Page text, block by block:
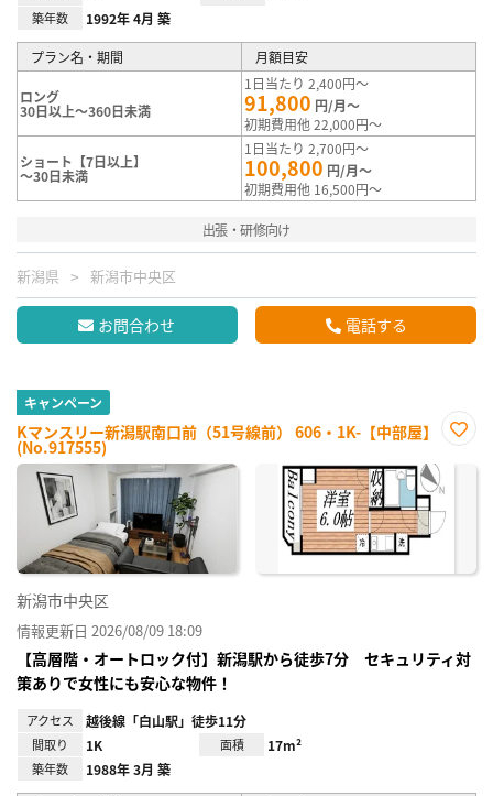
築年数 1992年 4月 築
プラン名・期間 月額目安
ロング
30日以上～360日未満
1日当たり 2,400円～
91,800 円/月～
初期費用他 22,000円～
ショート【7日以上】
～30日未満
1日当たり 2,700円～
100,800 円/月～
初期費用他 16,500円～
出張・研修向け
新潟県 新潟市中央区
お問合わせ 電話する
キャンペーン
Kマンスリー新潟駅南口前（51号線前） 606・1K-【中部屋】
(No.917555)
に入
り登
録
新潟市中央区
情報更新日 2026/08/09 18:09
【高層階・オートロック付】新潟駅から徒歩7分 セキュリティ対
策ありで女性にも安心な物件！
アクセス 越後線「白山駅」徒歩11分
間取り 1K 面積 17m²
築年数 1988年 3月 築